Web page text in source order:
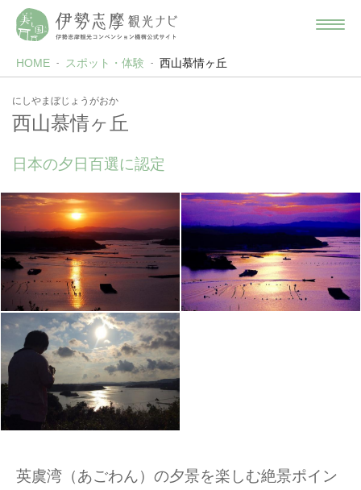
HOME スポット・体験 西山慕情ヶ丘
にしやまぼじょうがおか
西山慕情ヶ丘
日本の夕日百選に認定
英虞湾（あごわん）の夕景を楽しむ絶景ポイン